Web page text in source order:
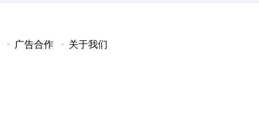
广告合作 关于我们